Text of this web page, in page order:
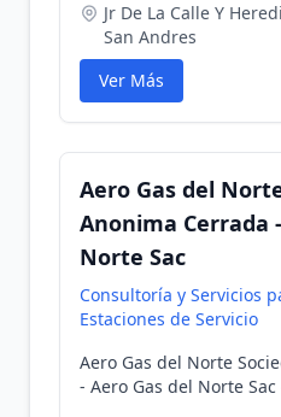
Jr De La Calle Y
San Andres
Ver Más
Aero Gas del
Anonima Cerrada
Norte Sac
Consultoría y Servicios
Estaciones de Servicio
Aero Gas del Norte
- Aero Gas del Norte